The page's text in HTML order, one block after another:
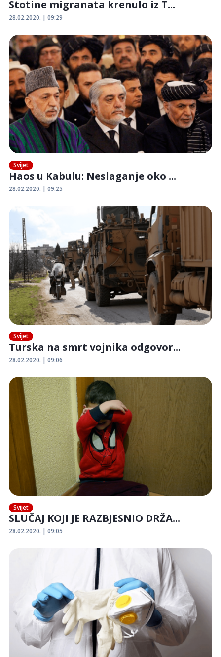
Stotine migranata krenulo iz T...
28.02.2020. | 09:29
Svijet
Haos u Kabulu: Neslaganje oko ...
28.02.2020. | 09:25
Svijet
Turska na smrt vojnika odgovor...
28.02.2020. | 09:06
Svijet
SLUČAJ KOJI JE RAZBJESNIO DRŽA...
28.02.2020. | 09:05